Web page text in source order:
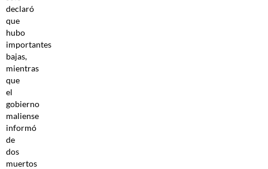
declaró
que
hubo
importantes
bajas,
mientras
que
el
gobierno
maliense
informó
de
dos
muertos